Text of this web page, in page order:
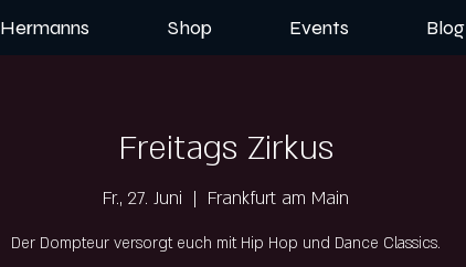
Hermanns Shop Events Blog
Freitags Zirkus
Fr., 27. Juni
  |
Frankfurt am Main
Der Dompteur versorgt euch mit Hip Hop und Dance Classics.